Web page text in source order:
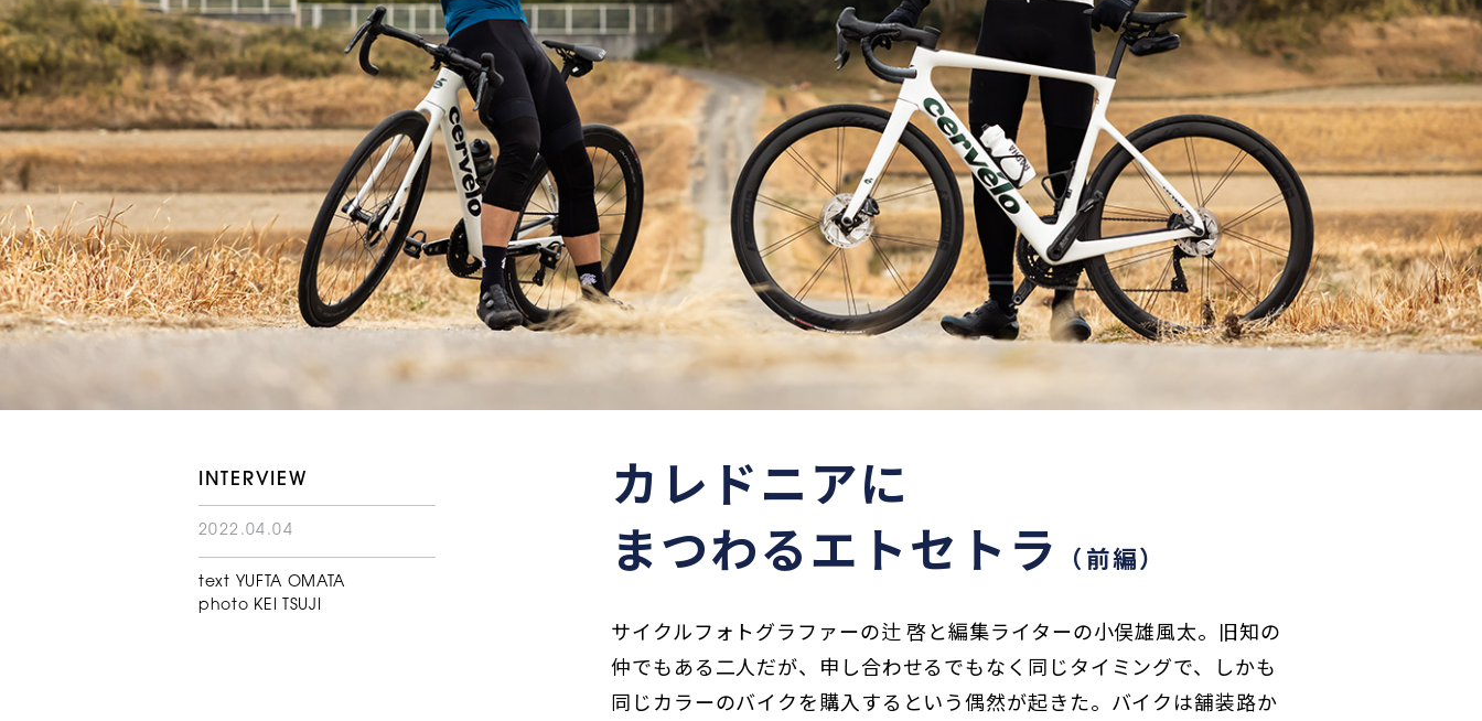
INTERVIEW
2022.04.04
text YUFTA OMATA
photo KEI TSUJI
カレドニアに
まつわるエトセトラ
（前編）
サイクルフォトグラファーの辻 啓と編集ライターの小俣雄風太。旧知の
仲でもある二人だが、申し合わせるでもなく同じタイミングで、しかも
同じカラーのバイクを購入するという偶然が起きた。バイクは舗装路か